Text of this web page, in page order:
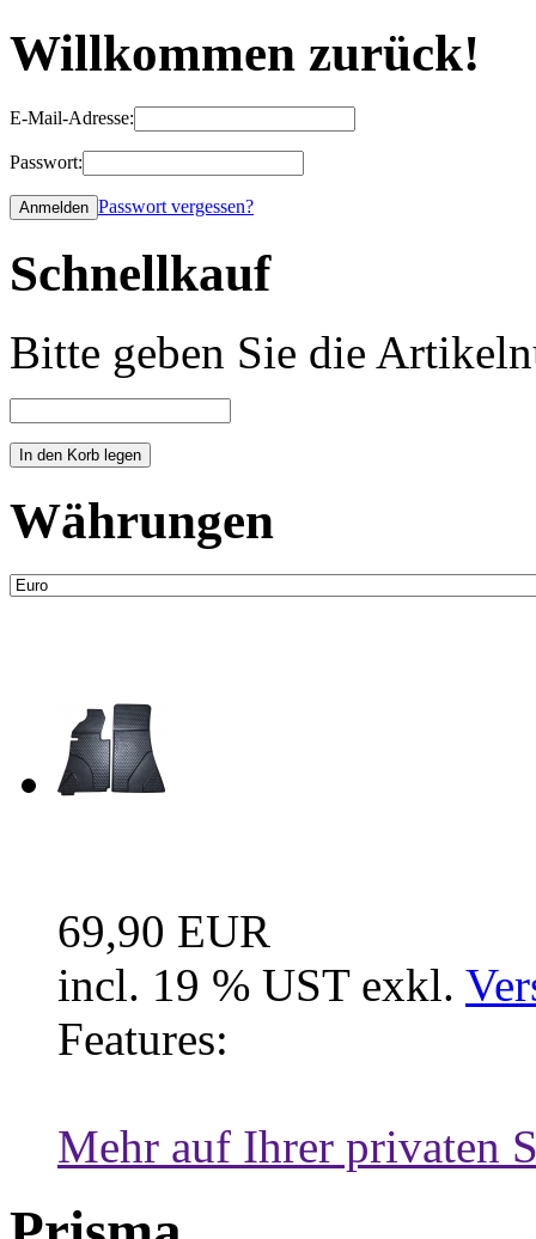
Willkommen zurück!
E-Mail-Adresse:
Passwort:
Passwort vergessen?
Schnellkauf
Bitte geben Sie die
Währungen
69,90 EUR
incl. 19 % UST exkl.
Features:
Mehr auf Ihrer privaten